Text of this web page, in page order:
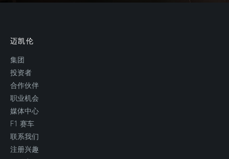
最小干重
车身自重
迈凯伦
集团
投资者
合作伙伴
职业机会
媒体中心
F1 赛车
联系我们
注册兴趣